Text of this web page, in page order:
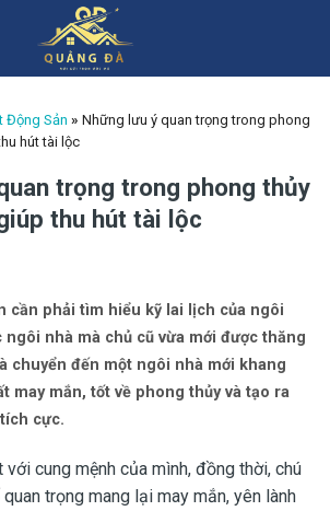
Động Sản » Những lưu ý quan trọng trong phong
hút tài lộc
trọng trong phong thủy
thu hút tài lộc
cần phải tìm hiểu kỹ lai lịch của ngôi
ngôi nhà mà chủ cũ vừa mới được thăng
chuyển đến một ngôi nhà mới khang
may mắn, tốt về phong thủy và tạo ra
cực.
với cung mệnh của mình, đồng thời, chú
trọng mang lại may mắn, yên lành